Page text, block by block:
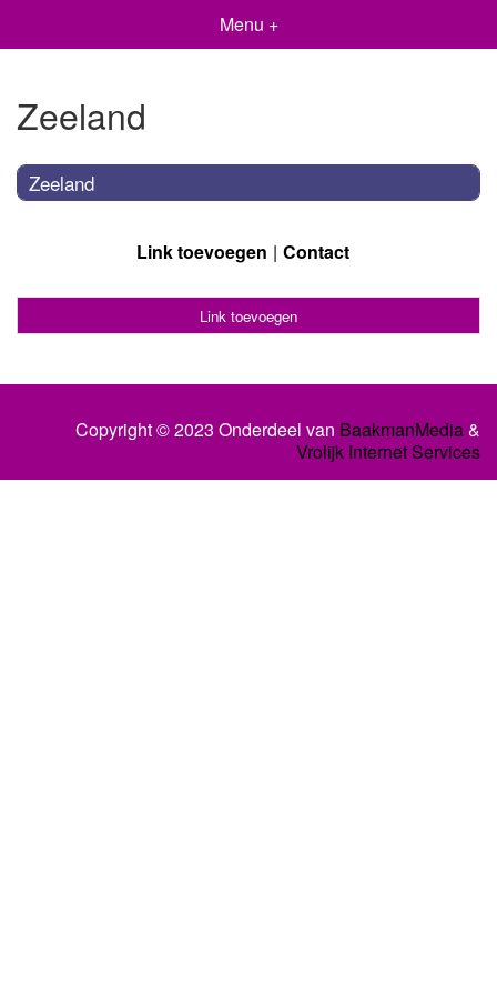
Menu +
Zeeland
Zeeland
Link toevoegen Contact
Link toevoegen
Copyright © 2023 Onderdeel van BaakmanMedia&
Vrolijk Internet Services